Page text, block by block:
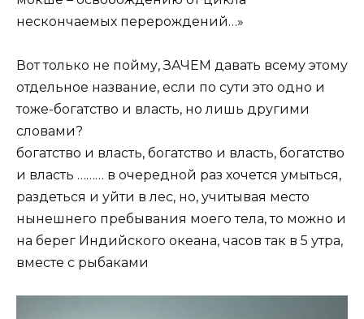
нескончаемых перерождений…»
Вот только не пойму, ЗАЧЕМ давать всему этому
отдельное название, если по сути это одно и
тоже-богатство и власть, но лишь другими
словами?
богатство и власть, богатство и власть, богатство
и власть ……… в очередной раз хочется умыться,
раздеться и уйти в лес, но, учитывая место
нынешнего пребывания моего тела, то можно и
на берег Индийского океана, часов так в 5 утра,
вместе с рыбаками